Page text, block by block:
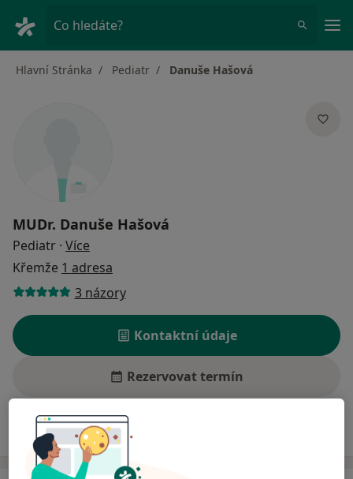
Co hledáte?
Hlavní Stránka Pediatr Danuše Hašová
MUDr. Danuše Hašová
Pediatr · Více
Křemže 1 adresa
3 názory
Kontaktní údaje
Rezervovat termín
Ceník Adresy